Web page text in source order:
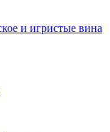
и игристые вина